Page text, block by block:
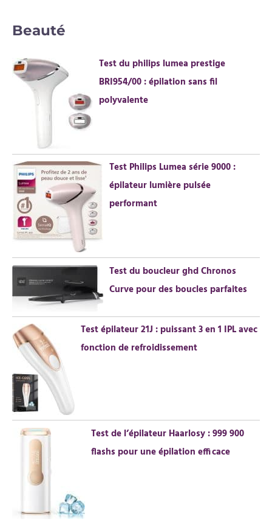
h
r
Beauté
Test du philips lumea prestige
BRI954/00 : épilation sans fil
polyvalente
Test Philips Lumea série 9000 :
épilateur lumière pulsée
performant
Test du boucleur ghd Chronos
Curve pour des boucles parfaites
Test épilateur 21J : puissant 3 en 1 IPL avec
fonction de refroidissement
Test de l’épilateur Haarlosy : 999 900
flashs pour une épilation efficace